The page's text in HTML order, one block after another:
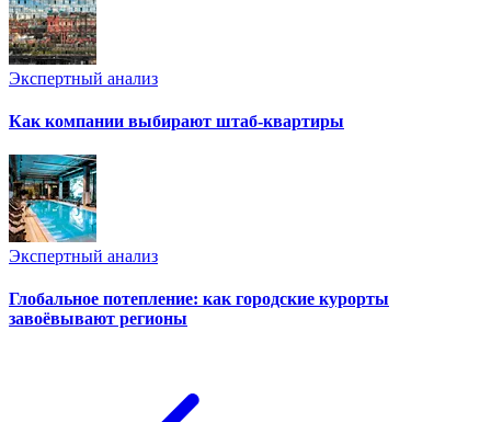
Экспертный анализ
Как компании выбирают штаб-квартиры
Экспертный анализ
Глобальное потепление: как городские курорты
завоёвывают регионы